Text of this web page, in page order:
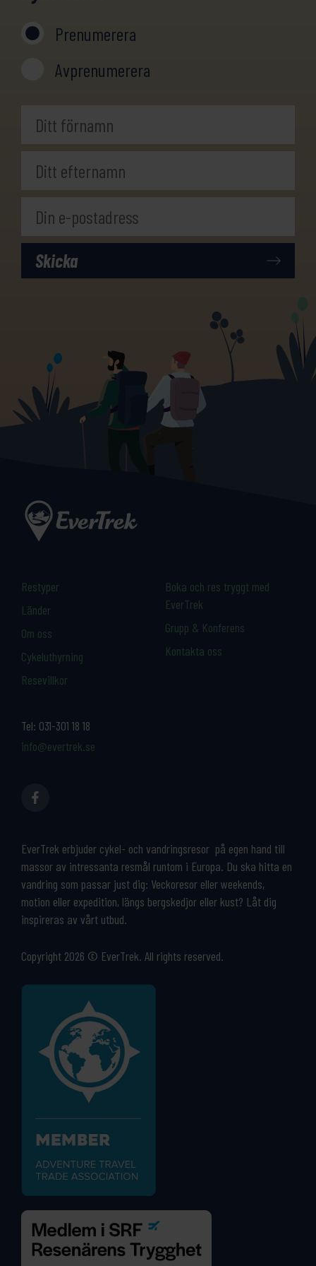
Prenumerera
Avprenumerera
Tel: 031-301 18 18
info@evertrek.se
EverTrek erbjuder cykel- och vandringsresor på egen hand till
massor av intressanta resmål runtom i Europa. Du ska hitta en
vandring som passar just dig: Veckoresor eller weekends,
motion eller expedition, längs bergskedjor eller kust? Låt dig
inspireras av vårt utbud.
Copyright 2026 © EverTrek. All rights reserved.
Restyper
Länder
Om oss
Cykeluthyrning
Resevillkor
Boka och res tryggt med
EverTrek
Grupp & Konferens
Kontakta oss